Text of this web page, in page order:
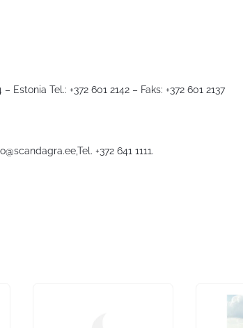
Tel.: +372 601 2142 – Faks: +372 601 2137
,Tel. +372 641 1111.